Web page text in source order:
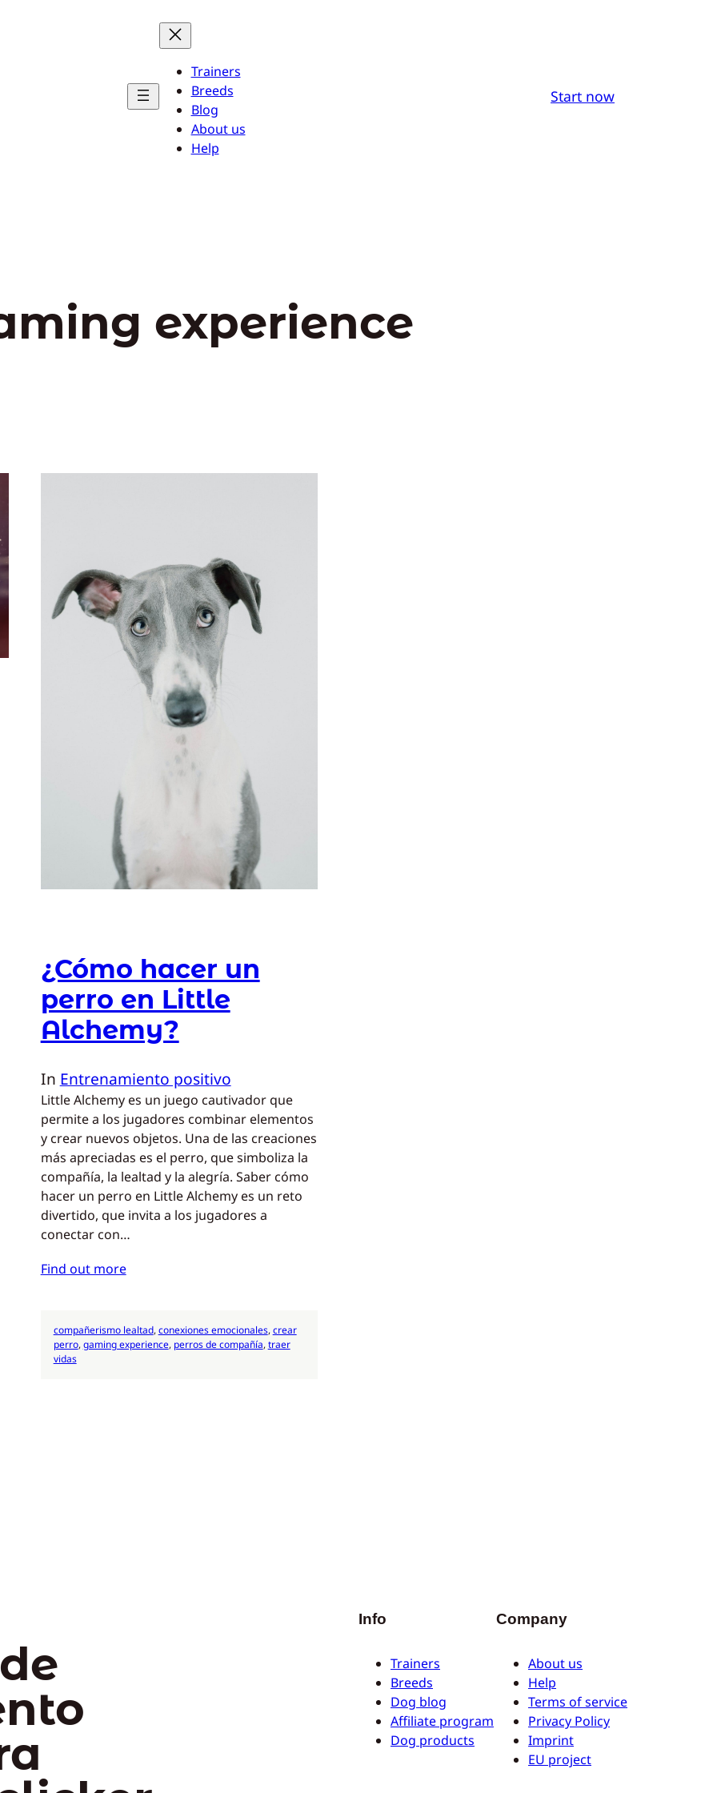
Trainers
Breeds
Blog
About us
Help
Start now
experience
¿Cómo hacer un
perro en Little
Alchemy?
In Entrenamiento positivo
Little Alchemy es un juego cautivador que
permite a los jugadores combinar elementos
y crear nuevos objetos. Una de las creaciones
más apreciadas es el perro, que simboliza la
compañía, la lealtad y la alegría. Saber cómo
hacer un perro en Little Alchemy es un reto
divertido, que invita a los jugadores a
conectar con…
Find out more
compañerismo lealtad, conexiones emocionales, crear
perro, gaming experience, perros de compañía, traer
vidas
Info
Trainers
Breeds
Dog blog
Affiliate program
Dog products
Company
About us
Help
Terms of service
Privacy Policy
Imprint
EU project